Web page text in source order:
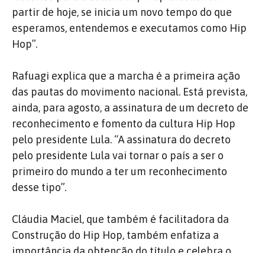
partir de hoje, se inicia um novo tempo do que
esperamos, entendemos e executamos como Hip
Hop”.
Rafuagi explica que a marcha é a primeira ação
das pautas do movimento nacional. Está prevista,
ainda, para agosto, a assinatura de um decreto de
reconhecimento e fomento da cultura Hip Hop
pelo presidente Lula. “A assinatura do decreto
pelo presidente Lula vai tornar o país a ser o
primeiro do mundo a ter um reconhecimento
desse tipo”.
Cláudia Maciel, que também é facilitadora da
Construção do Hip Hop, também enfatiza a